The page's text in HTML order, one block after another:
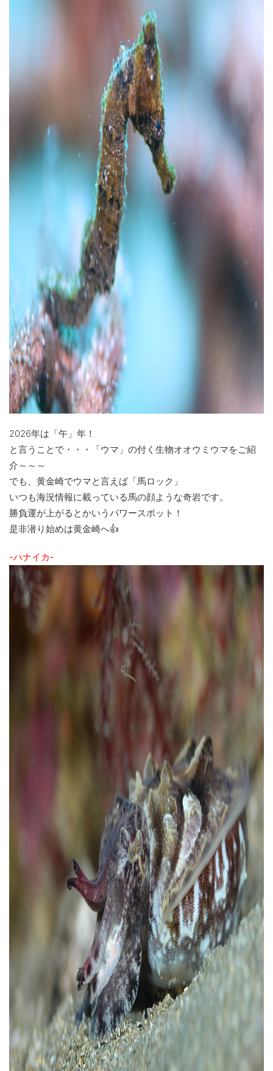
2026年は「午」年！
と言うことで・・・「ウマ」の付く生物オオウミウマをご紹
介～～～
でも、黄金崎でウマと言えば「馬ロック」
いつも海況情報に載っている馬の顔ような奇岩です。
勝負運が上がるとかいうパワースポット！
是非潜り始めは黄金崎へ👍
-ハナイカ-